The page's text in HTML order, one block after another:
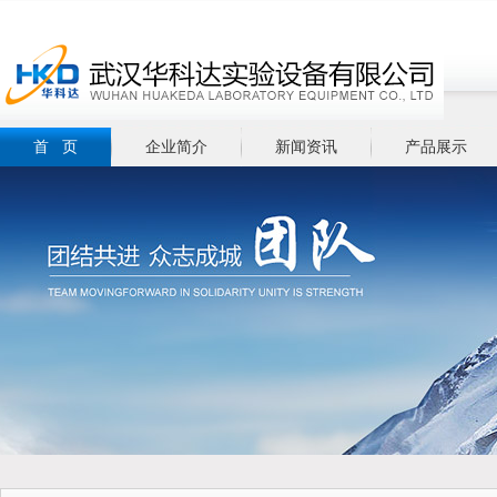
首 页 企业简介 新闻资讯 产品展示